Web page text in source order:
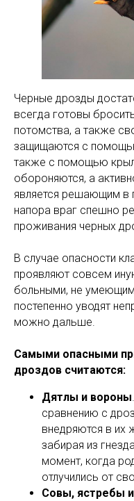
Черные дрозды
всегда готовы
потомства, а также
защищаются с
также с помощью
обороняются, а
является решающим в
напора враг спешно
проживания черных
В случае опасности
проявляют совсем
больными, не
постепенно уводят
можно дальше.
Самыми опасными
дроздов считаются:
Дятлы и вороны
сравнению с
внедряются в их
забирая из
момент, когда
отлучились от
Совы, ястребы